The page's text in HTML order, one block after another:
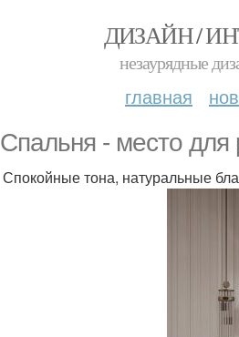
ДИЗАЙН /
незаурядные
главная
Спальня - место для
Спокойные тона, натуральные